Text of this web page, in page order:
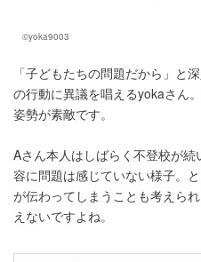
©yoka9003
「子どもたちの問題だから」と
の行動に異議を唱えるyokaさん
姿勢が素敵です。
Aさん本人はしばらく不登校が
容に問題は感じていない様子。
が伝わってしまうことも考えら
えないですよね。